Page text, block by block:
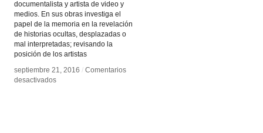
documentalista y artista de video y
medios. En sus obras investiga el
papel de la memoria en la revelación
de historias ocultas, desplazadas o
mal interpretadas; revisando la
posición de los artistas
septiembre 21, 2016 / Comentarios
desactivadosen
septiembre 21, 2016 / Comentarios
desactivadosen